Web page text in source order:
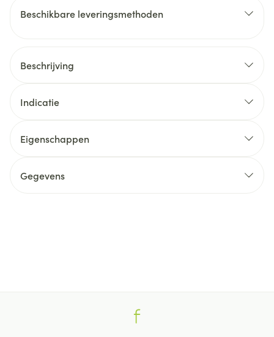
Beschikbare leveringsmethoden
Beschrijving
Indicatie
Eigenschappen
Gegevens